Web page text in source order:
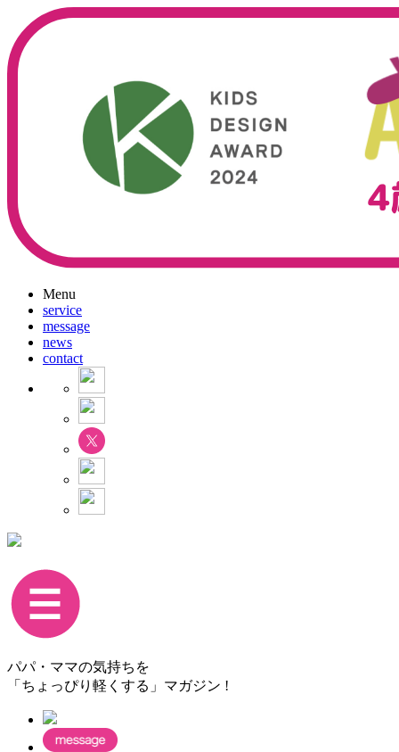
Menu
service
message
news
contact
パパ・ママの気持ちを
「ちょっぴり軽くする」マガジン !